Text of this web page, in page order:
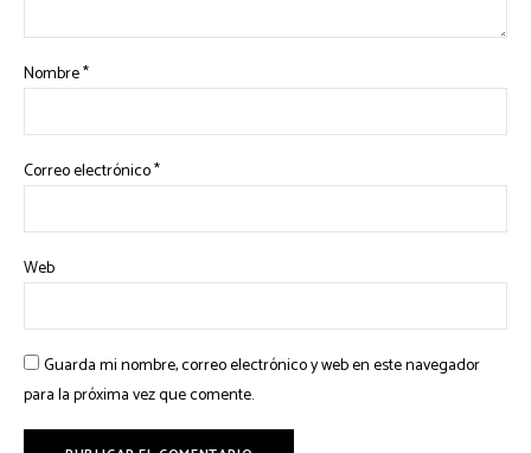
Nombre*
Correo electrónico*
Web
Guarda mi nombre, correo electrónico y web en este navegador
para la próxima vez que comente.